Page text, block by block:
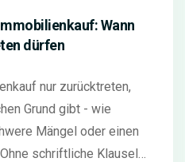
Wann
dürfen
nur zurücktreten,
Grund gibt - wie
Mängel oder einen
schriftliche Klauseln